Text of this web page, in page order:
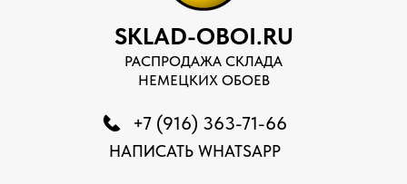
SKLAD-OBOI.RU
РАСПРОДАЖА СКЛАДА
НЕМЕЦКИХ ОБОЕВ
+7 (916) 363-71-66
НАПИСАТЬ WHATSAPP